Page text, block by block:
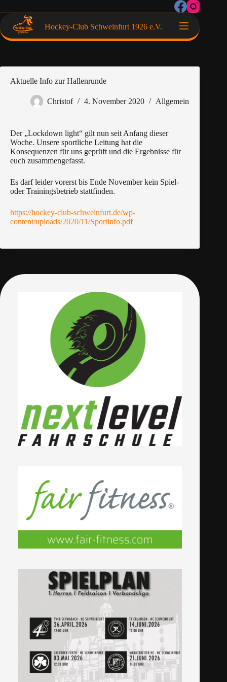
Hockey-Club Schweinfurt 1926 e.V.
Aktuelle Info zur Hallenrunde
Christof 4. November 2020 Allgemein
Der „Lockdown light“ gilt nun seit Anfang dieser
Woche. Unsere sportliche Leitung hat die
Konsequenzen für uns geprüft und die Ergebnisse für
euch zusammengefasst.
Es darf leider vorerst bis Ende November kein Spiel-
oder Trainingsbetrieb stattfinden.
https://hockey-club-schweinfurt.de/wp-
content/uploads/2020/11/Sportinfo.pdf